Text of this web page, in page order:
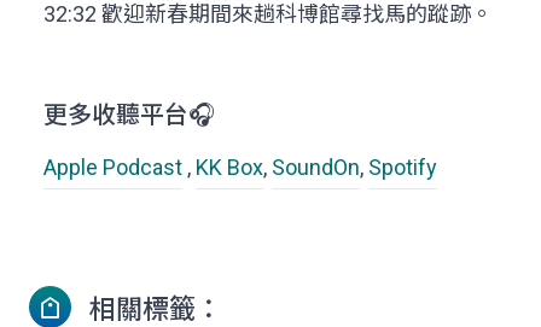
32:32 歡迎新春期間來趟科博館尋找馬的蹤跡。
更多收聽平台🎧
Apple Podcast , KK Box, SoundOn, Spotify
相關標籤：